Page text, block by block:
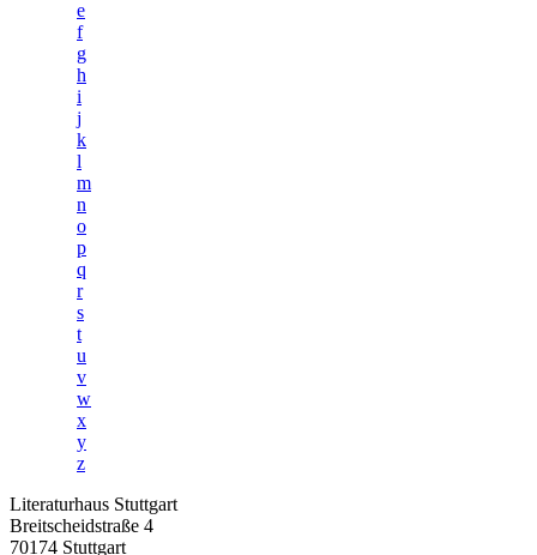
e
f
g
h
i
j
k
l
m
n
o
p
q
r
s
t
u
v
w
x
y
z
Literaturhaus Stuttgart
Breitscheidstraße 4
70174 Stuttgart